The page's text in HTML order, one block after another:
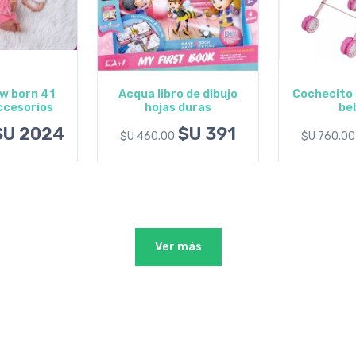
al carrito
born 41
2024
Agregar al carrito
Acqua libro de dibujo
hojas duras
$U 460.00 $U 391
Cochecito
$U 760.00
Ver más